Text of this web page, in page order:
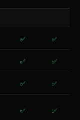
✅ ✅
✅ ✅
✅ ✅
✅ ✅